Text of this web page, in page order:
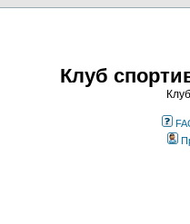
Клуб